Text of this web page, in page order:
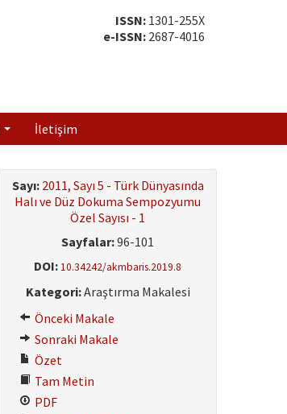
ISSN:1301-255X
e-ISSN:2687-4016
İletişim
Sayı: 2011, Sayı 5 - Türk Dünyasında
Halı ve Düz Dokuma Sempozyumu
Özel Sayısı - 1
Sayfalar:96-101
DOI: 10.34242/akmbaris.2019.8
Kategori:Araştırma Makalesi
Önceki Makale
Sonraki Makale
Özet
Tam Metin
PDF